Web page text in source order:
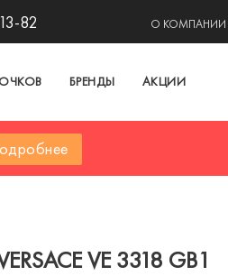
82 О КОМПАНИИ
БРЕНДЫ АКЦИИ
VE 3318 GB1